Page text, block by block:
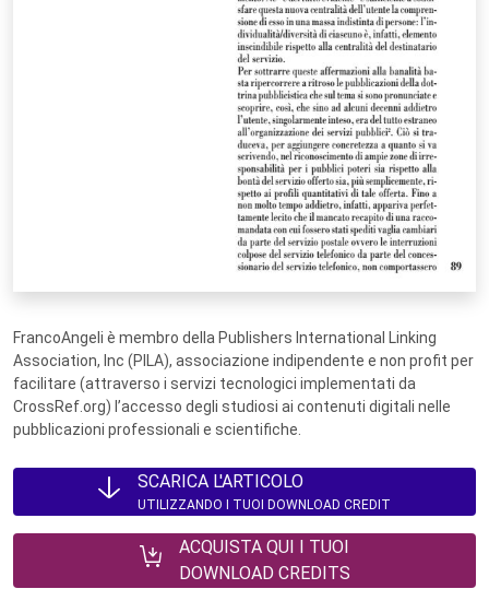
FrancoAngeli è membro della Publishers International Linking
Association, Inc (PILA), associazione indipendente e non profit per
facilitare (attraverso i servizi tecnologici implementati da
CrossRef.org) l’accesso degli studiosi ai contenuti digitali nelle
pubblicazioni professionali e scientifiche.
SCARICA L'ARTICOLO
UTILIZZANDO I TUOI DOWNLOAD CREDIT
ACQUISTA QUI I TUOI
DOWNLOAD CREDITS